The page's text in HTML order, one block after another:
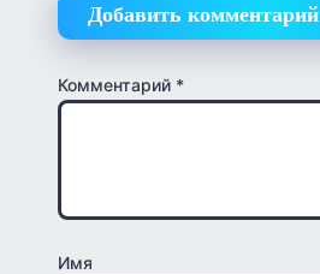
Добавить комментарий
Комментарий *
Имя